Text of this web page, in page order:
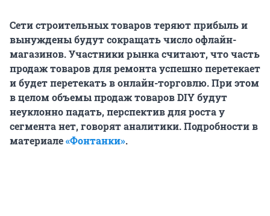
Сети строительных товаров теряют прибыль и
вынуждены будут сокращать число офлайн-
магазинов. Участники рынка считают, что часть
продаж товаров для ремонта успешно перетекает
и будет перетекать в онлайн-торговлю. При этом
в целом объемы продаж товаров DIY будут
неуклонно падать, перспектив для роста у
сегмента нет, говорят аналитики. Подробности в
материале«Фонтанки».